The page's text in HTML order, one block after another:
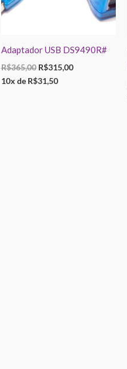
Adaptador USB DS9490R#
R$365,00 R$315,00
10x de R$31,50